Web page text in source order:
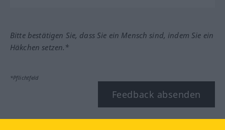
Bitte bestätigen Sie, dass Sie ein Mensch sind, indem Sie ein
Häkchen setzen.*
*Pflichtfeld
Feedback absenden